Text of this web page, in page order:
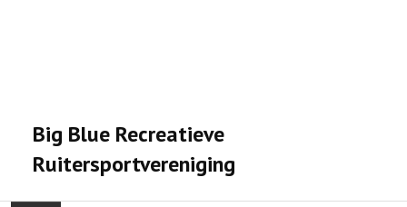
Big Blue Recreatieve
Ruitersportvereniging